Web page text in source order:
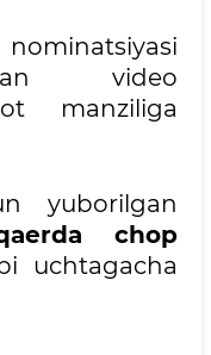
video
manziliga
yuborilgan
chop
uchtagacha